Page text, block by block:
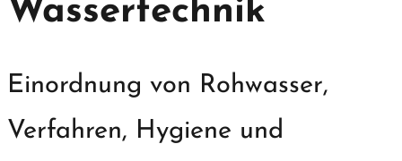
Wassertechnik
Einordnung von Rohwasser,
Verfahren, Hygiene und